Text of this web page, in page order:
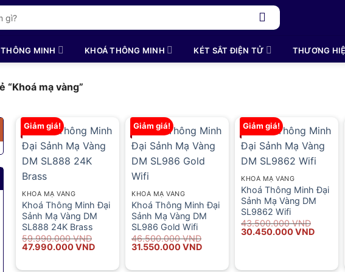
MINH KHOÁ THÔNG MINH KÉT SẮT ĐIỆN TỬ THƯƠNG
“Khoá mạ vàng”
Giảm giá!
KHOÁ MẠ VÀNG
Khoá Thông Minh Đại
Sảnh Mạ Vàng DM
SL888 24K Brass
59.990.000VND
Giá
47.990.000VNDGiá
Giảm giá!
KHOÁ MẠ VÀNG
Khoá Thông Minh Đại
Sảnh Mạ Vàng DM
SL986 Gold Wifi
46.500.000VND
Giá
31.550.000VNDGiá
Giảm giá!
KHOÁ MẠ VÀNG
Khoá Thông Minh Đại
Sảnh Mạ Vàng DM
SL9862 Wifi
43.500.000VND
Giá
30.450.000VNDGiá